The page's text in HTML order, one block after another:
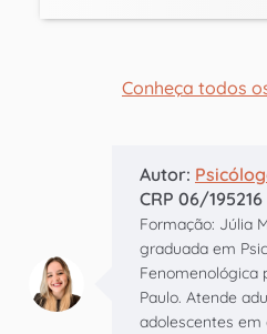
Conheça todos
Autor:
CRP 06/195216
Formação: Júlia
graduada em
Fenomenológica
Paulo. Atende
adolescentes em